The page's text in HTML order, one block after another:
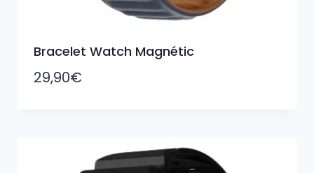
Bracelet Watch Magnétic
29,90€